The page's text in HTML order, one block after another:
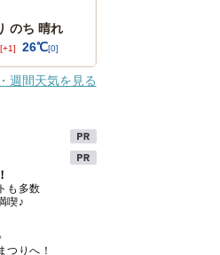
のち 晴れ
[+1] 26℃[0]
週間天気を見る
も多数
喫♪
つりへ！